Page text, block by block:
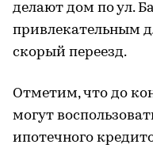
делают дом по ул.
привлекательным
скорый переезд.
Отметим, что до
могут
ипотечного